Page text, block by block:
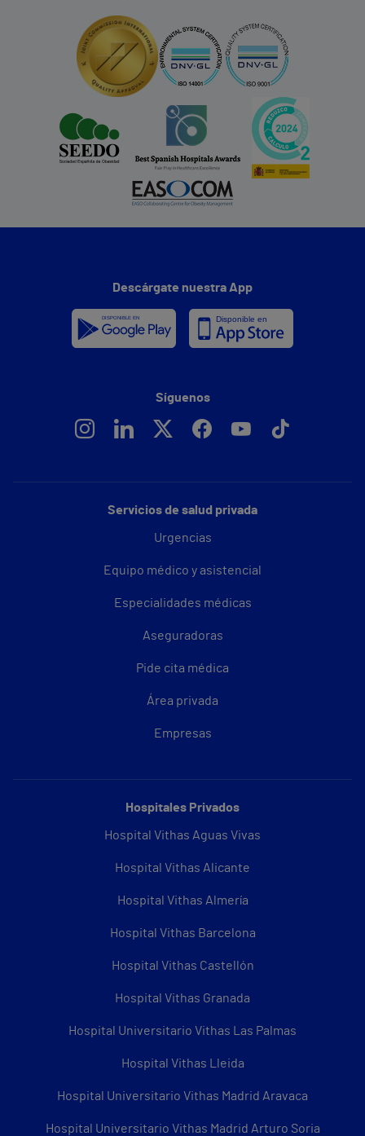
Servicios de salud privada
Urgencias
Equipo médico y asistencial
Especialidades médicas
Aseguradoras
Pide cita médica
Área privada
Empresas
Hospitales Privados
Hospital Vithas Aguas Vivas
Hospital Vithas Alicante
Hospital Vithas Almería
Hospital Vithas Barcelona
Hospital Vithas Castellón
Hospital Vithas Granada
Hospital Universitario Vithas Las Palmas
Hospital Vithas Lleida
Hospital Universitario Vithas Madrid Aravaca
Hospital Universitario Vithas Madrid Arturo Soria
Descárgate nuestra App
Síguenos